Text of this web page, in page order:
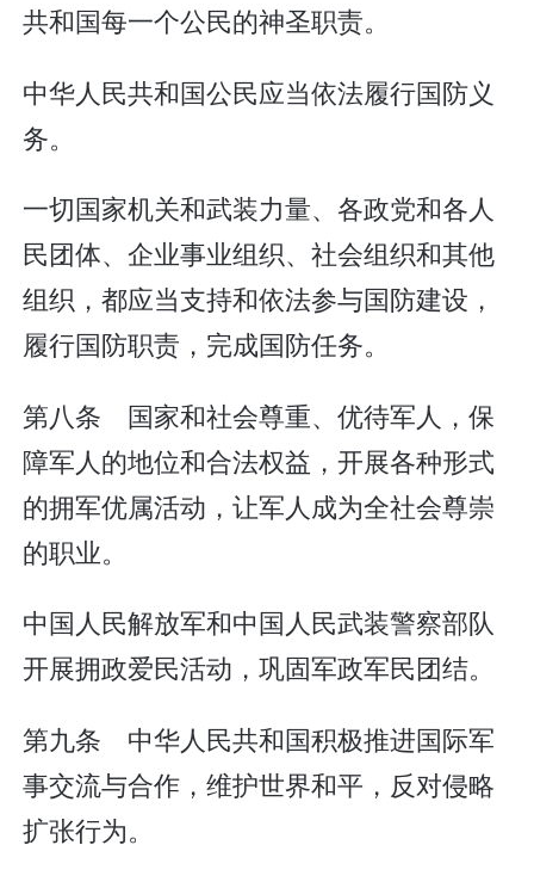
共和国每一个公民的神圣职责。
中华人民共和国公民应当依法履行国防义
务。
一切国家机关和武装力量、各政党和各人
民团体、企业事业组织、社会组织和其他
组织，都应当支持和依法参与国防建设，
履行国防职责，完成国防任务。
第八条 国家和社会尊重、优待军人，保
障军人的地位和合法权益，开展各种形式
的拥军优属活动，让军人成为全社会尊崇
的职业。
中国人民解放军和中国人民武装警察部队
开展拥政爱民活动，巩固军政军民团结。
第九条 中华人民共和国积极推进国际军
事交流与合作，维护世界和平，反对侵略
扩张行为。